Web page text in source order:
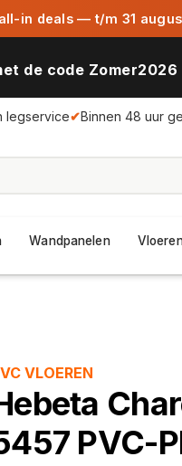
in deals — t/m 31
de code Zomer2026
legservice✔Binnen 48 uur
Wandpanelen
VLOEREN
PVC-